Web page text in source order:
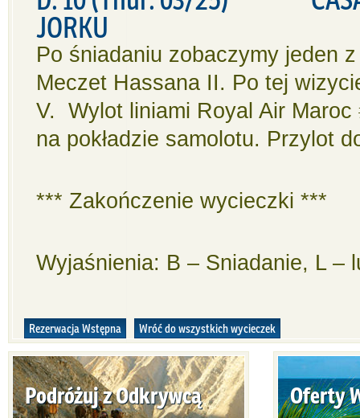
JORKU
Po śniadaniu zobaczymy jeden
Meczet Hassana II. Po tej
V. Wylot liniami Royal Air Maroc
na pokładzie samolotu. Przylot
*** Zakończenie wycieczki ***
Wyjaśnienia: B – Sniadanie, L –
Rezerwacja Wstępna Wróć do wszystkich wycieczek
Podróżuj z Odkrywcą Oferty